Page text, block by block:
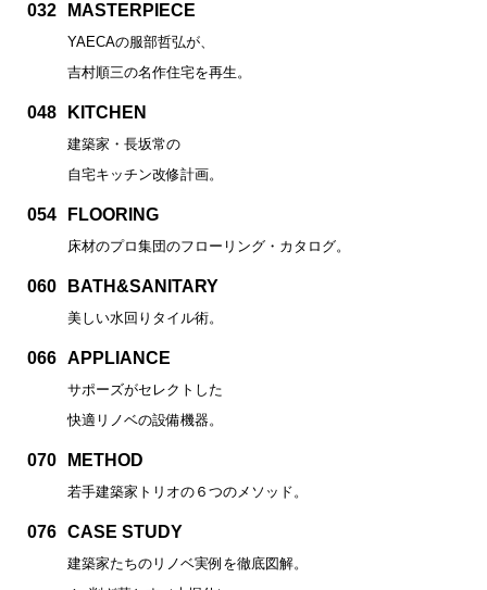
032 MASTERPIECE
YAECAの服部哲弘が、
吉村順三の名作住宅を再生。
048 KITCHEN
建築家・長坂常の
自宅キッチン改修計画。
054 FLOORING
床材のプロ集団のフローリング・カタログ。
060 BATH&SANITARY
美しい水回りタイル術。
066 APPLIANCE
サポーズがセレクトした
快適リノベの設備機器。
070 METHOD
若手建築家トリオの６つのメソッド。
076 CASE STUDY
建築家たちのリノベ実例を徹底図解。